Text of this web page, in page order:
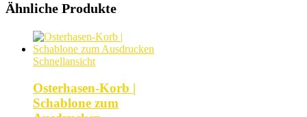
Ähnliche Produkte
Schnellansicht
Osterhasen-Korb |
Schablone zum